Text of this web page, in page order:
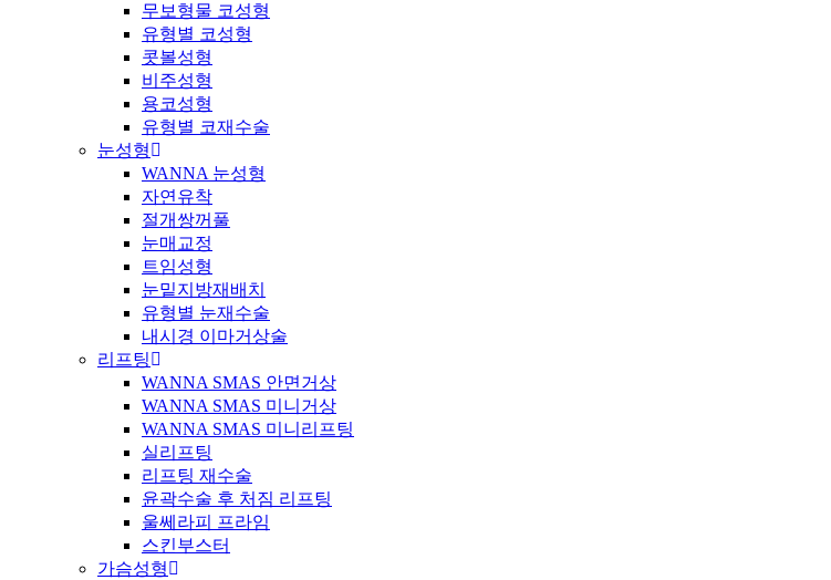
무보형물 코성형
유형별 코성형
콧볼성형
비주성형
용코성형
유형별 코재수술
눈성형
WANNA 눈성형
자연유착
절개쌍꺼풀
눈매교정
트임성형
눈밑지방재배치
유형별 눈재수술
내시경 이마거상술
리프팅
WANNA SMAS 안면거상
WANNA SMAS 미니거상
WANNA SMAS 미니리프팅
실리프팅
리프팅 재수술
윤곽수술 후 처짐 리프팅
울쎄라피 프라임
스킨부스터
가슴성형